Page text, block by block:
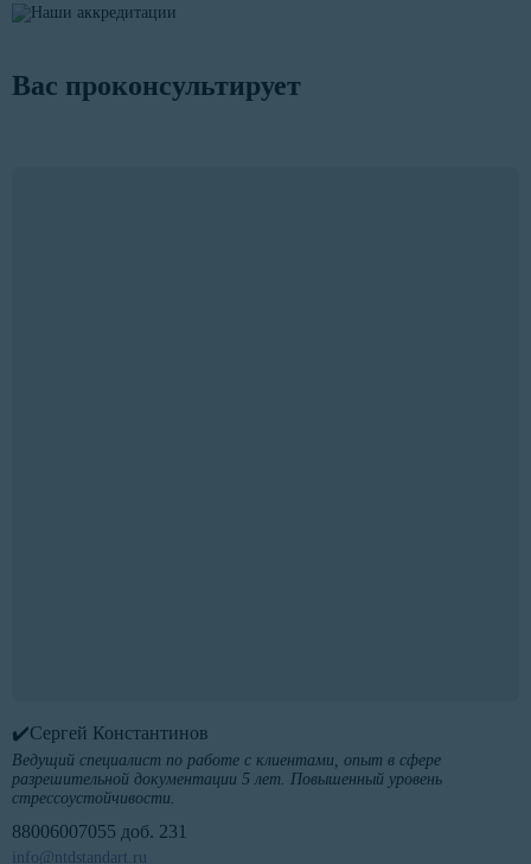
Вас проконсультирует
✔️Сергей Константинов
Ведущий специалист по работе с клиентами, опыт в сфере
разрешительной документации 5 лет. Повышенный уровень
стрессоустойчивости.
88006007055 доб. 231
info@ntdstandart.ru